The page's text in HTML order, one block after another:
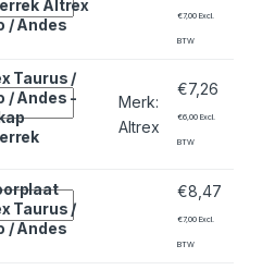
Altrex
/ Andes
€7,00Excl.
BTW
Taurus /
/ Andes -
Merk:
Altrex
€7,26
€6,00Excl.
BTW
Taurus /
/ Andes
€8,47
€7,00Excl.
BTW